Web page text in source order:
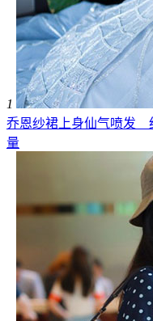
1
乔恩纱裙上身仙气喷发
量